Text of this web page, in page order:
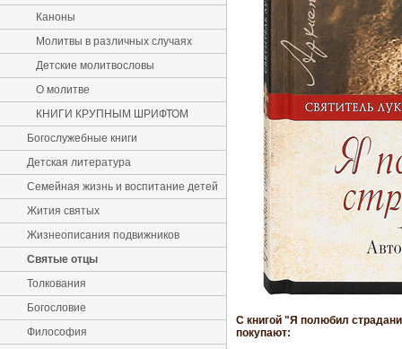
Каноны
Молитвы в различных случаях
Детские молитвословы
О молитве
КНИГИ КРУПНЫМ ШРИФТОМ
Богослужебные книги
Детская литература
Семейная жизнь и воспитание детей
Жития святых
Жизнеописания подвижников
Святые отцы
Толкования
Богословие
Философия
С книгой "Я полюбил
покупают: